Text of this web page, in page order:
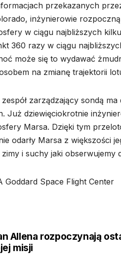
przekazanych
inżynierowie
w ciągu najbliższych
360 razy w ciągu
może się to wydawać
na zmianę trajektorii
zarządzający sondą
Już dziewięciokrotnie
Marsa. Dzięki tym
odarły Marsa z większości
i suchy jaki obserwujemy
Goddard Space Flight Center
Allena rozpoczynają
misji